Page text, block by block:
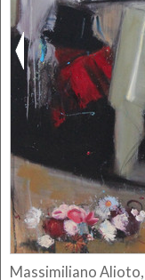
Massimiliano Alioto,